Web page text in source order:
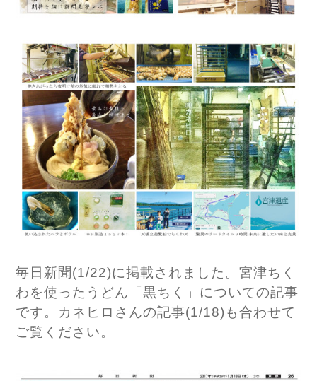
毎日新聞(1/22)に掲載されました。宮津ちく
わを使ったうどん「黒ちく」についての記事
です。カネヒロさんの記事(1/18)も合わせて
ご覧ください。